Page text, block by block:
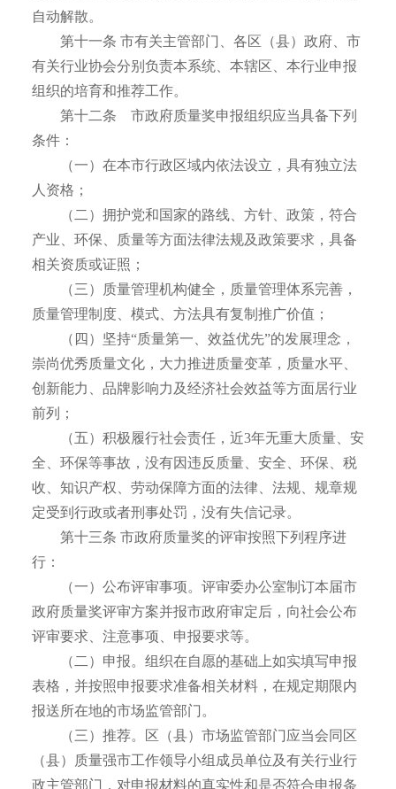
自动解散。
第十一条 市有关主管部门、各区（县）政府、市
有关行业协会分别负责本系统、本辖区、本行业申报
组织的培育和推荐工作。
第十二条 市政府质量奖申报组织应当具备下列
条件：
（一）在本市行政区域内依法设立，具有独立法
人资格；
（二）拥护党和国家的路线、方针、政策，符合
产业、环保、质量等方面法律法规及政策要求，具备
相关资质或证照；
（三）质量管理机构健全，质量管理体系完善，
质量管理制度、模式、方法具有复制推广价值；
（四）坚持“质量第一、效益优先”的发展理念，
崇尚优秀质量文化，大力推进质量变革，质量水平、
创新能力、品牌影响力及经济社会效益等方面居行业
前列；
（五）积极履行社会责任，近3年无重大质量、安
全、环保等事故，没有因违反质量、安全、环保、税
收、知识产权、劳动保障方面的法律、法规、规章规
定受到行政或者刑事处罚，没有失信记录。
第十三条 市政府质量奖的评审按照下列程序进
行：
（一）公布评审事项。评审委办公室制订本届市
政府质量奖评审方案并报市政府审定后，向社会公布
评审要求、注意事项、申报要求等。
（二）申报。组织在自愿的基础上如实填写申报
表格，并按照申报要求准备相关材料，在规定期限内
报送所在地的市场监管部门。
（三）推荐。区（县）市场监管部门应当会同区
（县）质量强市工作领导小组成员单位及有关行业行
政主管部门，对申报材料的真实性和是否符合申报条